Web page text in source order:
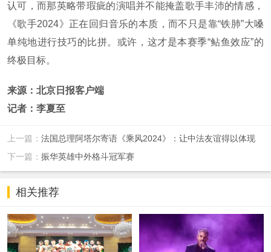
认可，而那英略带瑕疵的演唱并不能掩盖歌手丰沛的情感，
《歌手2024》正在回归音乐的本质，而不只是靠“铁肺”大嗓
单纯地进行技巧的比拼。或许，这才是本赛季“鲇鱼效应”的
终极目标。
来源：北京日报客户端
记者：李夏至
上一篇： 法国总理阿塔尔寄语《乘风2024》：让中法友谊得以体现
下一篇： 振华英雄中外格斗冠军赛
相关推荐